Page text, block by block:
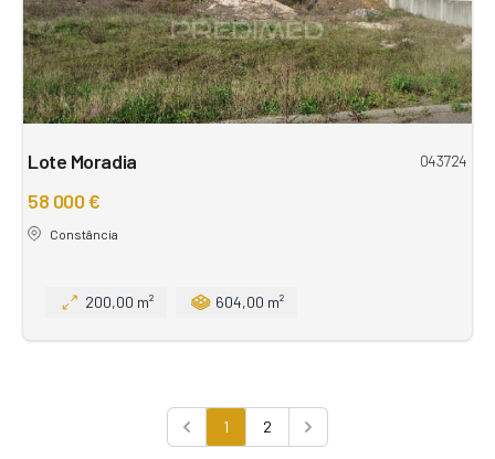
Lote Moradia 043724
58 000 €
Constância
200,00 m² 604,00 m²
Previous
1 2
Next